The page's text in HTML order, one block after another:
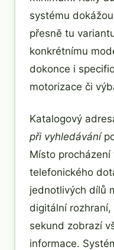
systému
přesně tu
konkrétnímu
dokonce i
motorizace či
Katalogový
při vyhledávání
Místo
telefonického
jednotlivých dílů
digitální
sekund zobrazí
informace.